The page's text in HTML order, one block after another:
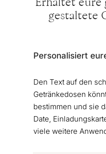
Erhaltet eure
gestaltete
Personalisiert
Den Text auf den
Getränkedosen
bestimmen und sie
Date,
viele weitere